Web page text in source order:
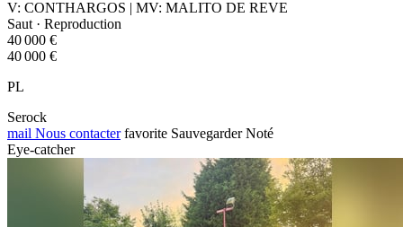
V: CONTHARGOS | MV: MALITO DE REVE
Saut · Reproduction
40 000 €
40 000 €
PL
Serock
mail Nous contacter favorite Sauvegarder Noté
Eye-catcher